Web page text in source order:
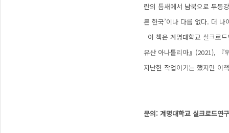
란의 틈새에서 남북으로 두동
른 한국’이나 다름 없다. 더
이 책은 계명대학교 실크로
유산 아나톨리아』(2021), 『
지난한 작업이기는 했지만 이
문의: 계명대학교 실크로드연